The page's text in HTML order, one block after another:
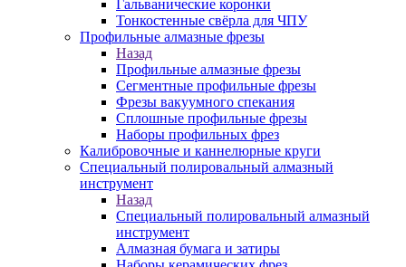
Гальванические коронки
Тонкостенные свёрла для ЧПУ
Профильные алмазные фрезы
Назад
Профильные алмазные фрезы
Сегментные профильные фрезы
Фрезы вакуумного спекания
Сплошные профильные фрезы
Наборы профильных фрез
Калибровочные и каннелюрные круги
Специальный полировальный алмазный
инструмент
Назад
Специальный полировальный алмазный
инструмент
Алмазная бумага и затиры